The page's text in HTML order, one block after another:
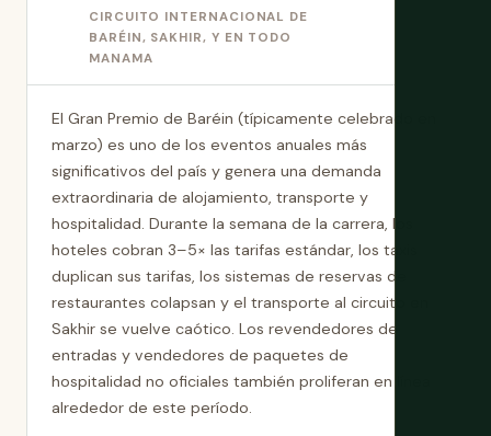
CIRCUITO INTERNACIONAL DE
BARÉIN, SAKHIR, Y EN TODO
MANAMA
El Gran Premio de Baréin (típicamente celebrado en
marzo) es uno de los eventos anuales más
significativos del país y genera una demanda
extraordinaria de alojamiento, transporte y
hospitalidad. Durante la semana de la carrera, los
hoteles cobran 3–5× las tarifas estándar, los taxis
duplican sus tarifas, los sistemas de reservas de
restaurantes colapsan y el transporte al circuito en
Sakhir se vuelve caótico. Los revendedores de
entradas y vendedores de paquetes de
hospitalidad no oficiales también proliferan en línea
alrededor de este período.